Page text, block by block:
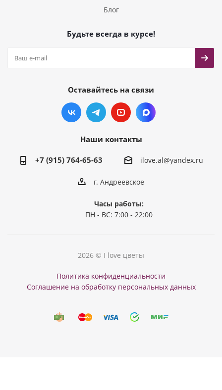
Блог
Будьте всегда в курсе!
Оставайтесь на связи
Наши контакты
+7 (915) 764-65-63 ilove.al@yandex.ru
г. Андреевское
Часы работы:
ПН - ВС: 7:00 - 22:00
2026 © I love цветы
Политика конфиденциальности
Соглашение на обработку персональных данных